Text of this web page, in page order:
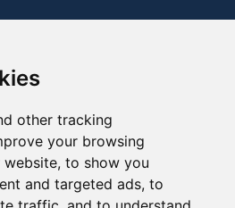
other tracking
your browsing
to show you
and targeted ads, to